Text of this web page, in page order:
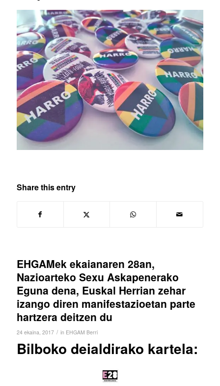
Share this entry
EHGAMek ekaianaren 28an,
Nazioarteko Sexu Askapenerako
Eguna dena, Euskal Herrian zehar
izango diren manifestazioetan parte
hartzera deitzen du
24 ekaina, 2017 / in EHGAM Berri
Bilboko deialdirako kartela: